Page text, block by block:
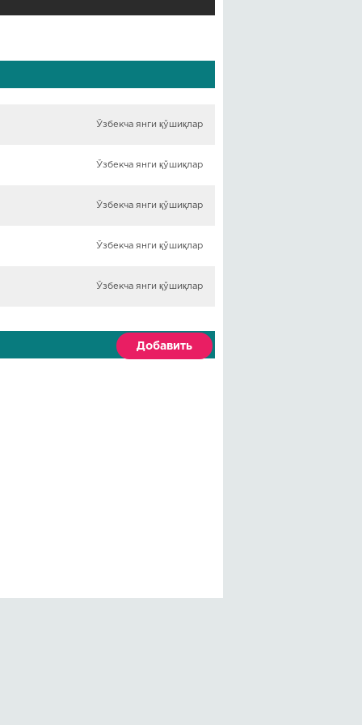
Ўзбекча янги қўшиқлар
Ўзбекча янги қўшиқлар
Ўзбекча янги қўшиқлар
Ўзбекча янги қўшиқлар
Ўзбекча янги қўшиқлар
Добавить